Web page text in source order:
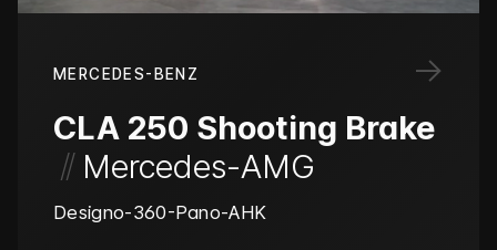
→
MERCEDES-BENZ
CLA 250 Shooting Brake
// Mercedes-AMG
Designo-360-Pano-AHK